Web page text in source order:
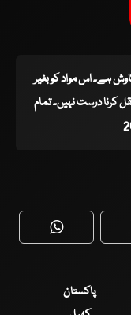
کاوش ہے۔ اس مواد کو بغیر
کرنا درست نہیں۔ تمام
WhatsApp
پاکستان